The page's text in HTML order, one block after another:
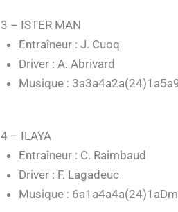
3 – ISTER MAN
Entraîneur : J. Cuoq
Driver : A. Abrivard
Musique :
4 – ILAYA
Entraîneur : C. Raimbaud
Driver : F. Lagadeuc
Musique :